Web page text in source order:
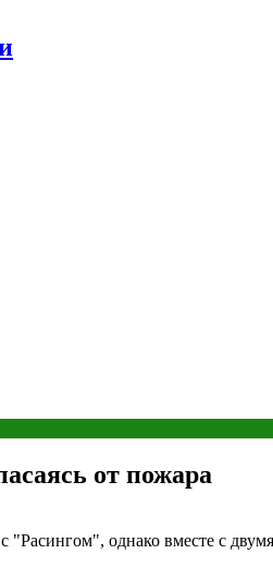
от пожара
однако вместе с